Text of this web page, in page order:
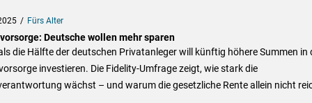
Fürs Alter
Deutsche wollen mehr sparen
die Hälfte der deutschen Privatanleger will künftig höhere Summen in
investieren. Die Fidelity-Umfrage zeigt, wie stark die
wächst – und warum die gesetzliche Rente allein nicht